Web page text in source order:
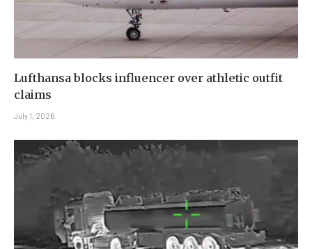
Lufthansa blocks influencer over athletic outfit
claims
July 1, 2026